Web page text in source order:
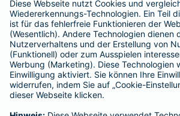
BELIEBTE SEITEN
Kranken-
Tierversicherungen
Haftpflichtversicherung
Hausratversicherung